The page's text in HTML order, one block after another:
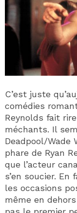
C’est juste
comédies
Reynolds fait
méchants. Il
Deadpool/Wade
phare de Ryan
que l’acteur
s’en soucier.
les occasions
même en